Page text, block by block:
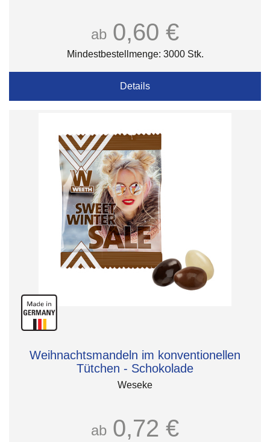
ab 0,60 €
Mindestbestellmenge: 3000 Stk.
Details
Weihnachtsmandeln im konventionellen
Tütchen - Schokolade
Weseke
ab 0,72 €